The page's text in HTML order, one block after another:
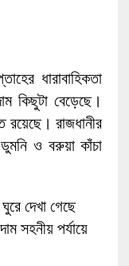
ধারাবাহিকতা
কিছুটা বেড়েছে।
রাজধানীর
ও বরুয়া কাঁচা
দেখা গেছে
সহনীয় পর্যায়ে